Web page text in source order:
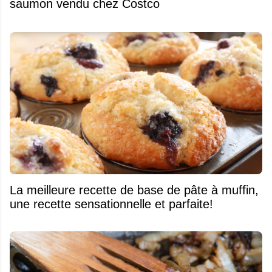
saumon vendu chez Costco
La meilleure recette de base de pâte à muffin,
une recette sensationnelle et parfaite!